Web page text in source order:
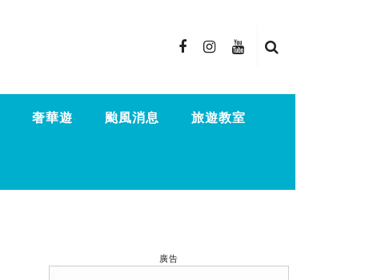
奢華遊 颱風消息 旅遊教室
廣告